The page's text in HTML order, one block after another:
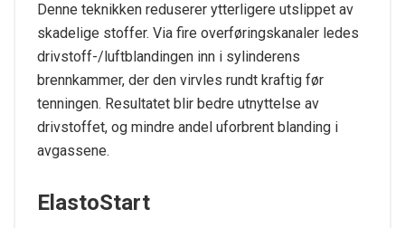
Denne teknikken reduserer ytterligere utslippet av
skadelige stoffer. Via fire overføringskanaler ledes
drivstoff-/luftblandingen inn i sylinderens
brennkammer, der den virvles rundt kraftig før
tenningen. Resultatet blir bedre utnyttelse av
drivstoffet, og mindre andel uforbrent blanding i
avgassene.
ElastoStart